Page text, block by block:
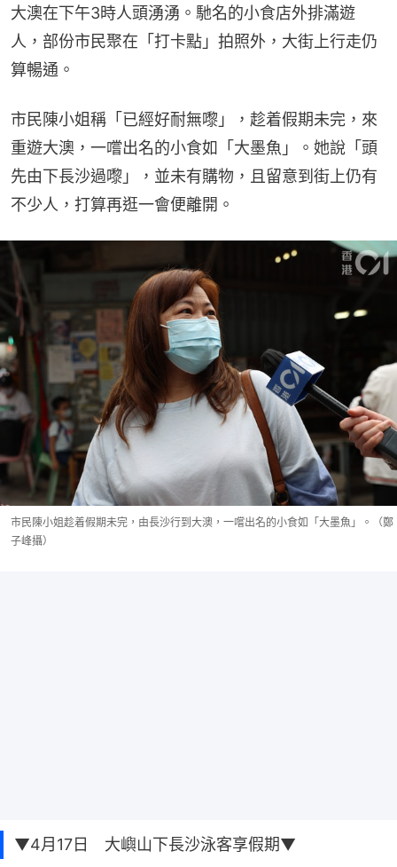
大澳在下午3時人頭湧湧。馳名的小食店外排滿遊
人，部份市民聚在「打卡點」拍照外，大街上行走仍
算暢通。
市民陳小姐稱「已經好耐無嚟」，趁着假期未完，來
重遊大澳，一嚐出名的小食如「大墨魚」。她說「頭
先由下長沙過嚟」，並未有購物，且留意到街上仍有
不少人，打算再逛一會便離開。
市民陳小姐趁着假期未完，由長沙行到大澳，一嚐出名的小食如「大墨魚」。（鄭
子峰攝）
▼4月17日 大嶼山下長沙泳客享假期▼